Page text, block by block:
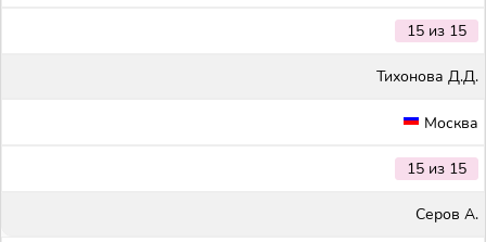
15 из 15
Тихонова Д.Д.
Москва
15 из 15
Серов А.